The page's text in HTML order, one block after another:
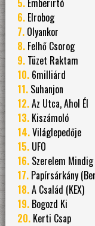
6. Elrobog
7. Olyankor
8. Felhő Csorog
9. Tüzet Raktam
10. 6milliárd
11. Suhanjon
12.Az Utca, Ahol Él
13. Kiszámoló
14.Világlepedője
15. UFO
16. Szerelem Mindig
17. Papírsárkány
18.A Család (KEX)
19. Bogozd Ki
20. Kerti Csap